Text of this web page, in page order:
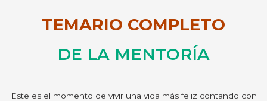
TEMARIO COMPLETO
DE LA MENTORÍA
Este es el momento de vivir una vida más feliz contando con